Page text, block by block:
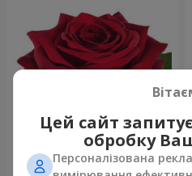
Цей сайт
обробку
Персоналізована